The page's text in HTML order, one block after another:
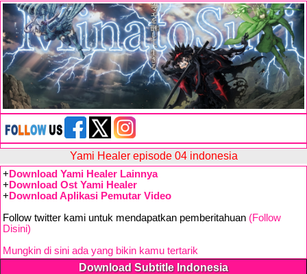
Yami Healer episode 04 indonesia
+ Download Yami Healer Lainnya
+ Download Ost Yami Healer
+ Download Aplikasi Pemutar Video
Follow twitter kami untuk mendapatkan pemberitahuan (Follow
Disini)
Mungkin di sini ada yang bikin kamu tertarik
Download Subtitle Indonesia